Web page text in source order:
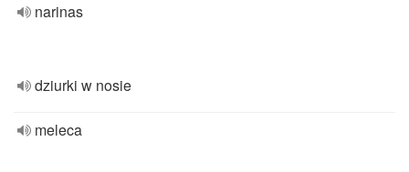
narinas
dziurki w nosie
meleca